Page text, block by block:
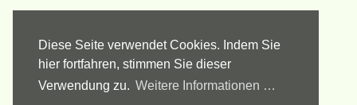
Diese Seite verwendet Cookies. Indem Sie
hier fortfahren, stimmen Sie dieser
Verwendung zu. Weitere Informationen …